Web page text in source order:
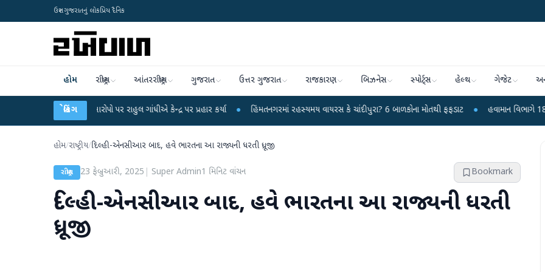
ઉત્તર ગુજરાતનું લોકપ્રિય દૈનિક
હોમ રાષ્ટ્રીય આંતરરાષ્ટ્રીય ગુજરાત ઉત્તર ગુજરાત રાજકારણ બિઝનેસ સ્પોર્ટ્સ હેલ્થ ગેજેટ
બ્રેકિંગ
લીકના આરોપો પર રાહુલ ગાંધીએ કેન્દ્ર પર પ્રહાર કર્યા ● હિંમતનગરમાં રહસ્યમય વાયરસ કે ચાંદીપુરા? 6 બાળકોના મોતથી ફફડાટ ● હવામાન વિભાગે 18 રાજ્યો માટે
હોમ/રાષ્ટ્રીય/દિલ્હી-એનસીઆર બાદ, હવે ભારતના આ રાજ્યની ધરતી ધ્રૂજી
રાષ્ટ્રીય 23 ફેબ્રુઆરી, 2025 Super Admin1 મિનિટ વાંચન Bookmark
દિલ્હી-એનસીઆર બાદ, હવે ભારતના આ રાજ્યની ધરતી
ધ્રૂજી